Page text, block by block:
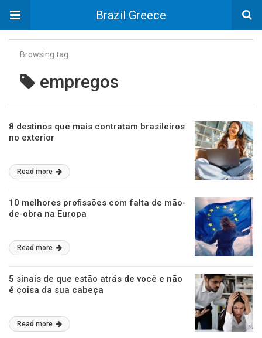
Brazil Greece
Browsing tag
empregos
8 destinos que mais contratam brasileiros
no exterior
Read more
10 melhores profissões com falta de mão-
de-obra na Europa
Read more
5 sinais de que estão atrás de você e não
é coisa da sua cabeça
Read more